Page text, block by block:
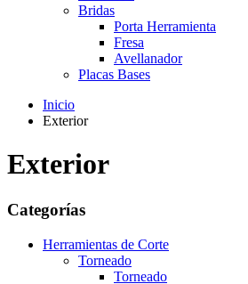
Bridas
Porta Herramienta
Fresa
Avellanador
Placas Bases
Inicio
Exterior
Exterior
Categorías
Herramientas de Corte
Torneado
Torneado